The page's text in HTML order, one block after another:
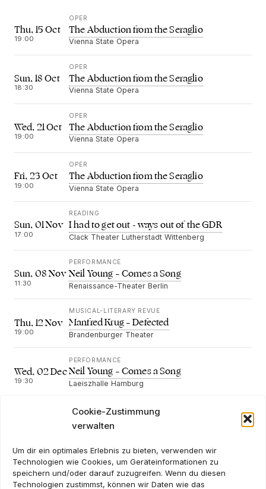
Cookie-Zustimmung
verwalten
Um dir ein optimales Erlebnis zu bieten, verwenden wir
Technologien wie Cookies, um Geräteinformationen zu
speichern und/oder darauf zuzugreifen. Wenn du diesen
Technologien zustimmst, können wir Daten wie das
Thu, 15 Oct
19:00
OPER
The Abduction from the Seraglio
Vienna State Opera
Sun, 18 Oct
18:30
OPER
The Abduction from the Seraglio
Vienna State Opera
Wed, 21 Oct
19:00
OPER
The Abduction from the Seraglio
Vienna State Opera
Fri, 23 Oct
19:00
OPER
The Abduction from the Seraglio
Vienna State Opera
Sun, 01 Nov
17:00
READING
I had to get out - ways out of the GDR
Clack Theater Lutherstadt Wittenberg
Sun, 08 Nov
11:30
PERFORMANCE
Neil Young – Comes a Song
Renaissance-Theater Berlin
Thu, 12 Nov
19:00
MUSICAL-LITERARY REVUE
Manfred Krug – Defected
Brandenburger Theater
Wed, 02 Dec
19:30
PERFORMANCE
Neil Young – Comes a Song
Laeiszhalle Hamburg
NEWSLETTER